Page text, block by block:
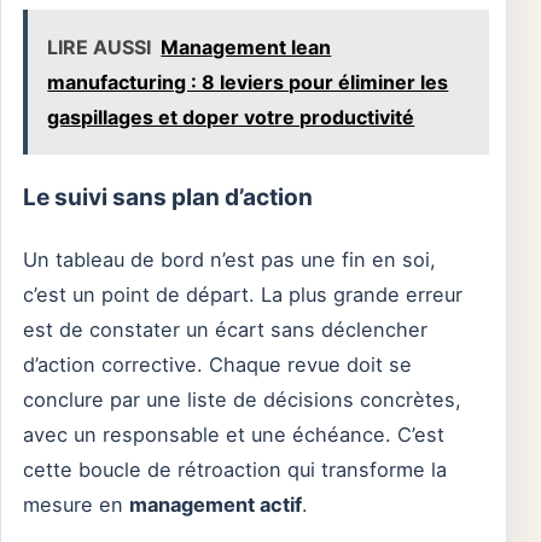
LIRE AUSSI Management lean
manufacturing : 8 leviers pour éliminer les
gaspillages et doper votre productivité
Le suivi sans plan d’action
Un tableau de bord n’est pas une fin en soi,
c’est un point de départ. La plus grande erreur
est de constater un écart sans déclencher
d’action corrective. Chaque revue doit se
conclure par une liste de décisions concrètes,
avec un responsable et une échéance. C’est
cette boucle de rétroaction qui transforme la
mesure en management actif.